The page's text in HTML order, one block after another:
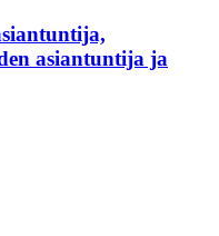
asiantuntija ja